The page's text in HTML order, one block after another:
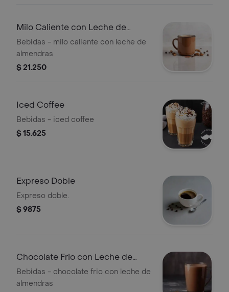
Milo Caliente con Leche de
Almendras
Bebidas - milo caliente con leche de
almendras
$ 21.250
Iced Coffee
Bebidas - iced coffee
$ 15.625
Expreso Doble
Expreso doble.
$ 9875
Chocolate Frio con Leche de
Almendras
Bebidas - chocolate frio con leche de
almendras